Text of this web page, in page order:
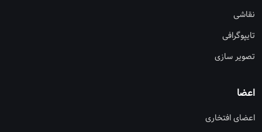
نقاشی
تایپوگرافی
تصویر سازی
اعضا
اعضای افتخاری